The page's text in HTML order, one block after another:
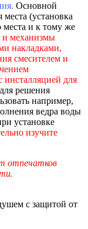
Основной
места (установка
места и к тому же
и механизмы
накладками,
смесителем и
инсталляцией для
решения
например,
ведра воды
установке
изучите
отпечатков
с защитой от